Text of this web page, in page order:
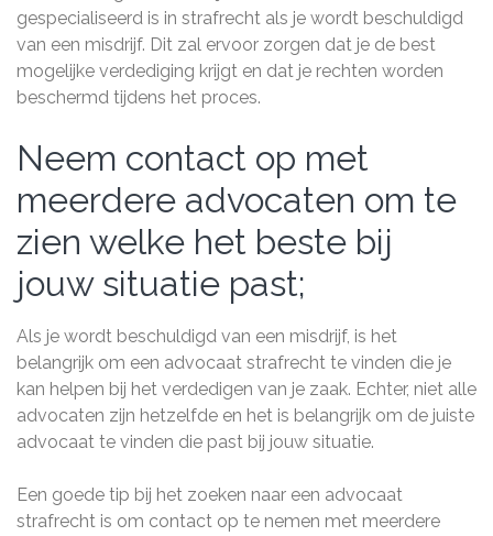
gespecialiseerd is in strafrecht als je wordt beschuldigd
van een misdrijf. Dit zal ervoor zorgen dat je de best
mogelijke verdediging krijgt en dat je rechten worden
beschermd tijdens het proces.
Neem contact op met
meerdere advocaten om te
zien welke het beste bij
jouw situatie past;
Als je wordt beschuldigd van een misdrijf, is het
belangrijk om een advocaat strafrecht te vinden die je
kan helpen bij het verdedigen van je zaak. Echter, niet alle
advocaten zijn hetzelfde en het is belangrijk om de juiste
advocaat te vinden die past bij jouw situatie.
Een goede tip bij het zoeken naar een advocaat
strafrecht is om contact op te nemen met meerdere